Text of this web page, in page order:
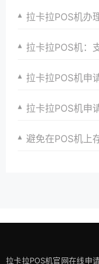
拉卡拉POS机办理条件与所需
拉卡拉POS机：
拉卡拉POS机申
拉卡拉POS机申
避免在POS机上
拉卡拉POS机官网在线申